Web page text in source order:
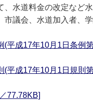
、水道料金の改定など
市議会、水道加入者、
(平成17年10月1日条例
(平成17年10月1日規則
77.78KB]